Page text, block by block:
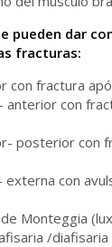
pueden dar
fracturas:
con fractura
anterior con
posterior con
externa con
Monteggia
/diafisaria